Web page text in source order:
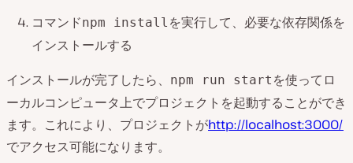
コマンドnpm install を実行して、必要な依存関係を
インストールする
インストールが完了したら、
npm run start を使ってロ
ーカルコンピュータ上でプロジェクトを起動することができ
ます。これにより、プロジェクトがhttp://localhost:3000/
でアクセス可能になります。